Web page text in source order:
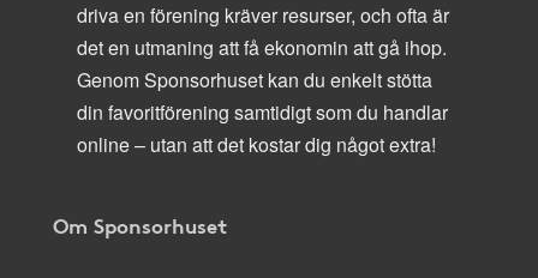
driva en förening kräver resurser, och ofta är
det en utmaning att få ekonomin att gå ihop.
Genom Sponsorhuset kan du enkelt stötta
din favoritförening samtidigt som du handlar
online – utan att det kostar dig något extra!
Om Sponsorhuset